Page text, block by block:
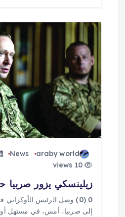
araby world
News
10 views
زيلينسكي يزور صربيا
0 (0) وصل الرئيس الأوكراني
إلى صربيا، أمس، في مستهل